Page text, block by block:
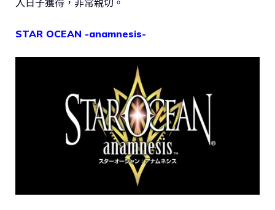
STAR OCEAN -anamnesis-